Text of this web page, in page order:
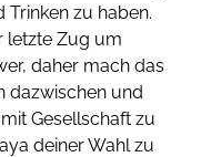
Trinken zu haben.
letzte Zug um
daher mach das
dazwischen und
Gesellschaft zu
deiner Wahl zu